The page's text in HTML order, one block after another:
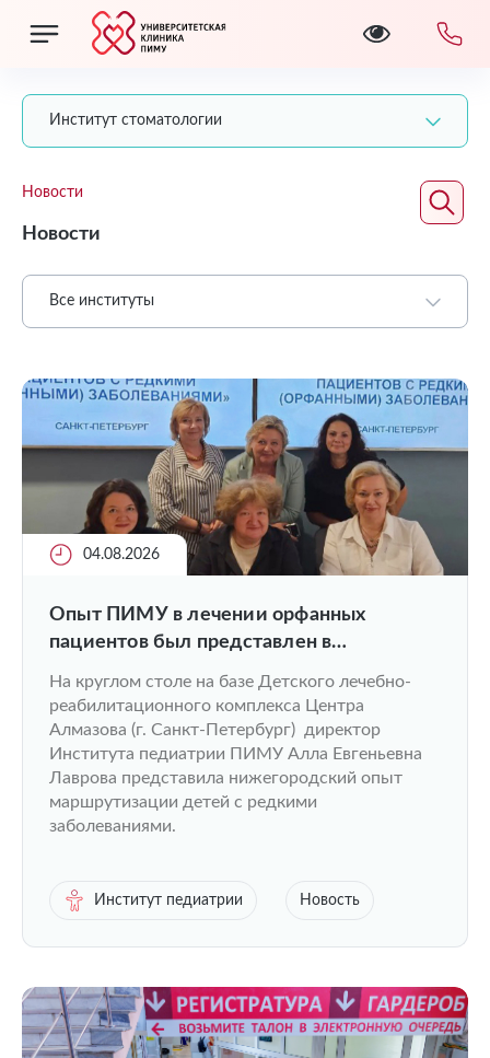
Институт стоматологии
Новости
Новости
Все институты
04.08.2026
Опыт ПИМУ в лечении орфанных
пациентов был представлен в
федеральной повестке
На круглом столе на базе Детского лечебно-
реабилитационного комплекса Центра
Алмазова (г. Санкт-Петербург) директор
Института педиатрии ПИМУ Алла Евгеньевна
Лаврова представила нижегородский опыт
маршрутизации детей с редкими
заболеваниями.
Институт педиатрии Новость